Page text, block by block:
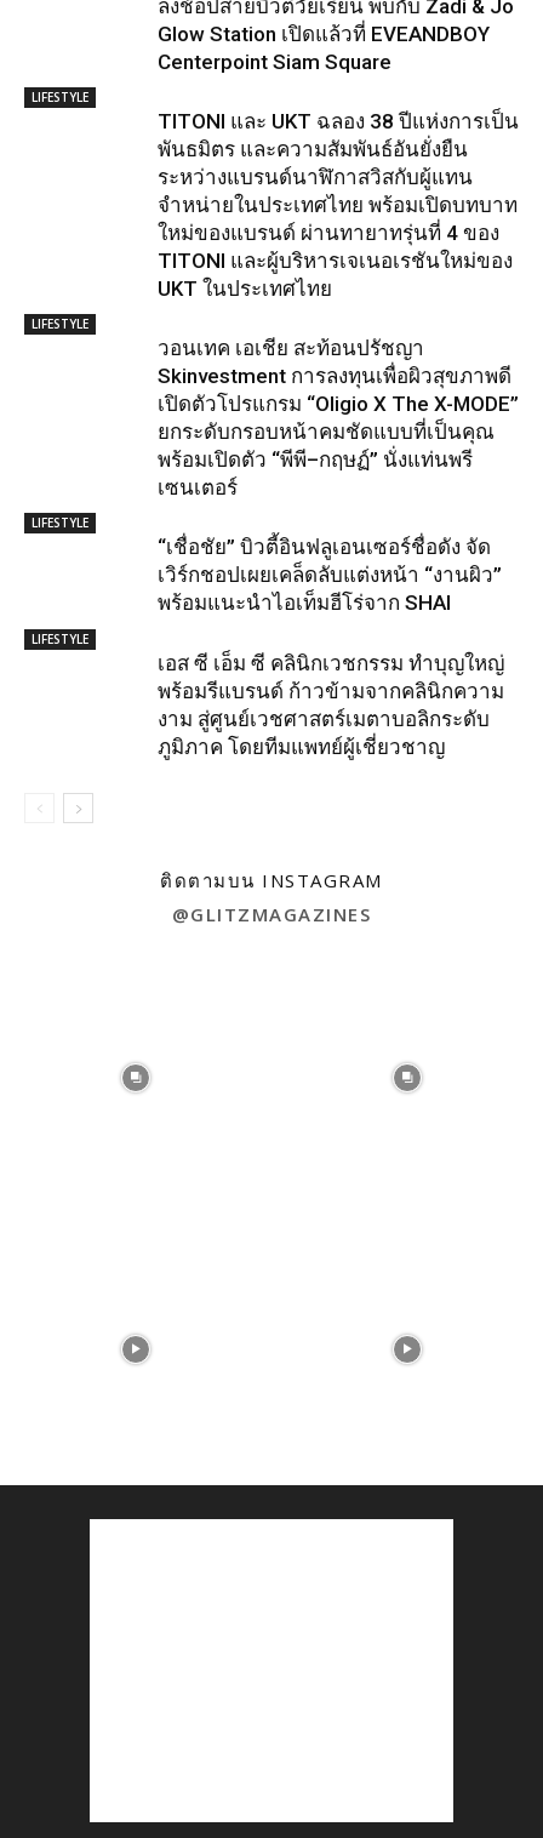
ล่งช้อปสายบิวตี้วัยเรียน พบกับ Zadi & Jo
Glow Station เปิดแล้วที่ EVEANDBOY
Centerpoint Siam Square
LIFESTYLE
TITONI และ UKT ฉลอง 38 ปีแห่งการเป็น
พันธมิตร และความสัมพันธ์อันยั่งยืน
ระหว่างแบรนด์นาฬิกาสวิสกับผู้แทน
จำหน่ายในประเทศไทย พร้อมเปิดบทบาท
ใหม่ของแบรนด์ ผ่านทายาทรุ่นที่ 4 ของ
TITONI และผู้บริหารเจเนอเรชันใหม่ของ
UKT ในประเทศไทย
LIFESTYLE
วอนเทค เอเชีย สะท้อนปรัชญา
Skinvestment การลงทุนเพื่อผิวสุขภาพดี
เปิดตัวโปรแกรม “Oligio X The X-MODE”
ยกระดับกรอบหน้าคมชัดแบบที่เป็นคุณ
พร้อมเปิดตัว “พีพี–กฤษฏ์” นั่งแท่นพรี
เซนเตอร์
LIFESTYLE
“เชื่อชัย” บิวตี้อินฟลูเอนเซอร์ชื่อดัง จัด
เวิร์กชอปเผยเคล็ดลับแต่งหน้า “งานผิว”
พร้อมแนะนำไอเท็มฮีโร่จาก SHAI
LIFESTYLE
เอส ซี เอ็ม ซี คลินิกเวชกรรม ทำบุญใหญ่
พร้อมรีแบรนด์ ก้าวข้ามจากคลินิกความ
งาม สู่ศูนย์เวชศาสตร์เมตาบอลิกระดับ
ภูมิภาค โดยทีมแพทย์ผู้เชี่ยวชาญ
ติดตามบน INSTAGRAM
@GLITZMAGAZINES